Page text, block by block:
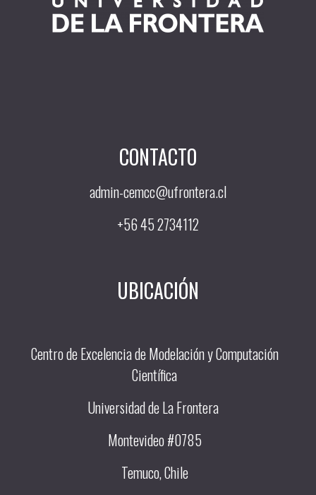
CONTACTO
admin-cemcc@ufrontera.cl
+56 45 2734112
UBICACIÓN
Centro de Excelencia de Modelación y Computación
Científica
Universidad de La Frontera
Montevideo #0785
Temuco, Chile